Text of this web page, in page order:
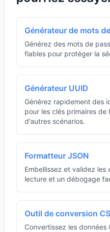
Générateur de mots
Générez des mots de
fiables pour protéger la
Générateur UUID
Générez rapidement des
pour les clés primaires de
d'autres scénarios.
Formatteur JSON
Embellissez et validez les
lecture et un débogage
Outil de conversion
Convertissez les données